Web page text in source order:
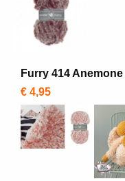
Furry 414 Anemone
€ 4,95